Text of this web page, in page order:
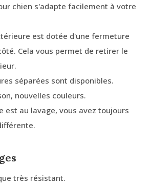
chien s'adapte facilement à votre
est dotée d'une fermeture
Cela vous permet de retirer le
séparées sont disponibles.
nouvelles couleurs.
est au lavage, vous avez toujours
très résistant.